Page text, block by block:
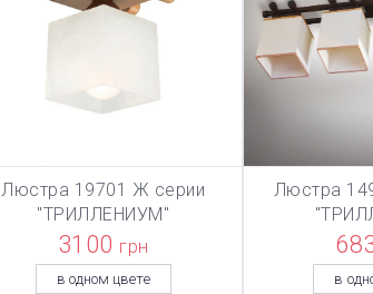
ТОВАР ДОБАВЛЕН В
ТОВАР
В КОРЗИНУ
Люстра 19701 Ж серии
"ТРИЛЛЕНИУМ"
3100 грн
в одном цвете
В
Люстра
в